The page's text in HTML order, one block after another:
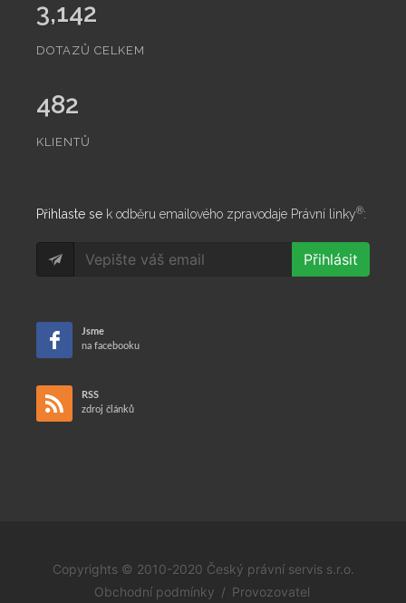
3,142
DOTAZŮ CELKEM
482
KLIENTŮ
Přihlaste se k odběru emailového zpravodaje Právní linky®:
Přihlásit
Jsme
na facebooku
RSS
zdroj článků
Copyrights © 2010-2020 Český právní servis s.r.o.
Obchodní podmínky / Provozovatel